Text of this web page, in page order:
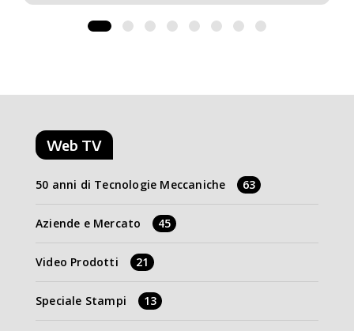
Web TV
50 anni di Tecnologie Meccaniche 63
Aziende e Mercato 45
Video Prodotti 21
Speciale Stampi 13